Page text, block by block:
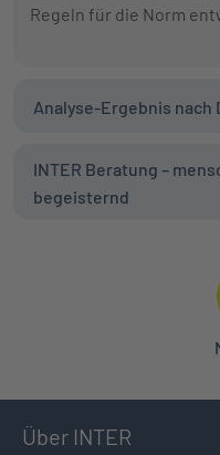
Regeln für die Norm
Analyse-Ergebnis nach
INTER Beratung –
begeisternd
Über INTER